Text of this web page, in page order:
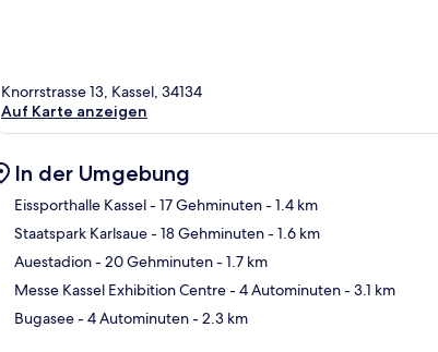
Knorrstrasse 13, Kassel, 34134
Auf Karte anzeigen
In der Umgebung
Eissporthalle Kassel- 17 Gehminuten- 1.4 km
Staatspark Karlsaue- 18 Gehminuten- 1.6 km
Auestadion- 20 Gehminuten- 1.7 km
Messe Kassel Exhibition Centre- 4 Autominuten- 3.1 km
Bugasee- 4 Autominuten- 2.3 km